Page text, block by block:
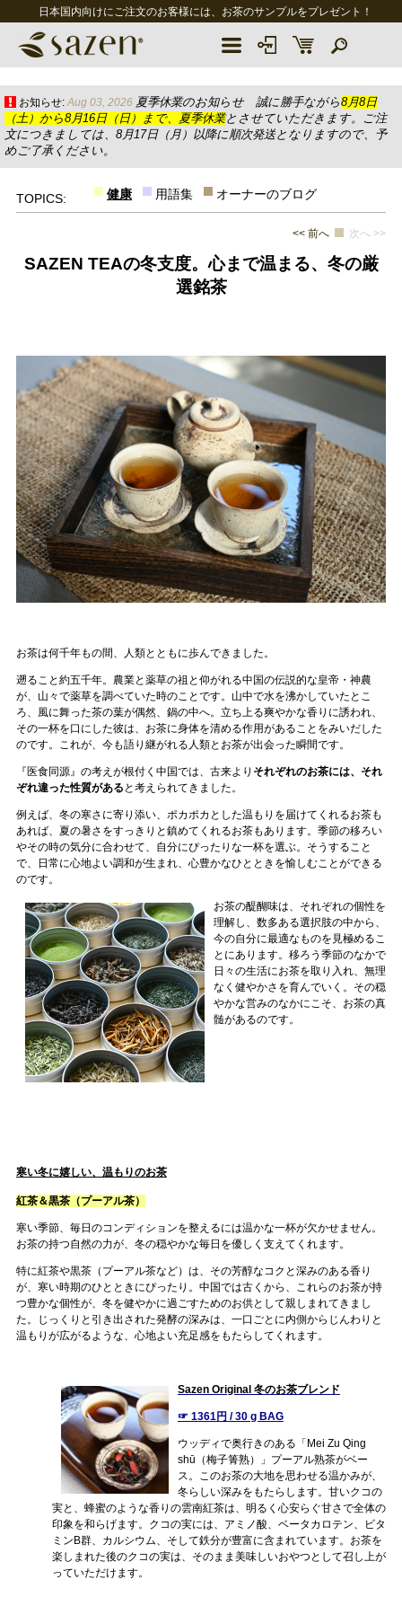
日本国内向けにご注文のお客様には、お茶のサンプルをプレゼント！
お知らせ: Aug 03, 2026 夏季休業のお知らせ 誠に勝手ながら8月8日
（土）から8月16日（日）まで、夏季休業とさせていただきます。ご注
文につきましては、8月17日（月）以降に順次発送となりますので、予
めご了承ください。
TOPICS: 健康 用語集 オーナーのブログ
<< 前へ 次へ >>
SAZEN TEAの冬支度。心まで温まる、冬の厳
選銘茶
お茶は何千年もの間、人類とともに歩んできました。
遡ること約五千年。農業と薬草の祖と仰がれる中国の伝説的な皇帝・神農
が、山々で薬草を調べていた時のことです。山中で水を沸かしていたとこ
ろ、風に舞った茶の葉が偶然、鍋の中へ。立ち上る爽やかな香りに誘われ、
その一杯を口にした彼は、お茶に身体を清める作用があることをみいだした
のです。これが、今も語り継がれる人類とお茶が出会った瞬間です。
『医食同源』の考えが根付く中国では、古来より それぞれのお茶には、それ
ぞれ違った性質がある と考えられてきました。
例えば、冬の寒さに寄り添い、ポカポカとした温もりを届けてくれるお茶も
あれば、夏の暑さをすっきりと鎮めてくれるお茶もあります。季節の移ろい
やその時の気分に合わせて、自分にぴったりな一杯を選ぶ。そうすること
で、日常に心地よい調和が生まれ、心豊かなひとときを愉しむことができる
のです。
お茶の醍醐味は、それぞれの個性を
理解し、数多ある選択肢の中から、
今の自分に最適なものを見極めるこ
とにあります。移ろう季節のなかで
日々の生活にお茶を取り入れ、無理
なく健やかさを育んでいく。その穏
やかな営みのなかにこそ、お茶の真
髄があるのです。
寒い冬に嬉しい、温もりのお茶
紅茶＆黒茶（プーアル茶）
寒い季節、毎日のコンディションを整えるには温かな一杯が欠かせません。
お茶の持つ自然の力が、冬の穏やかな毎日を優しく支えてくれます。
特に紅茶や黒茶（プーアル茶など）は、その芳醇なコクと深みのある香り
が、寒い時期のひとときにぴったり。中国では古くから、これらのお茶が持
つ豊かな個性が、冬を健やかに過ごすためのお供として親しまれてきまし
た。じっくりと引き出された発酵の深みは、一口ごとに内側からじんわりと
温もりが広がるような、心地よい充足感をもたらしてくれます。
Sazen Original 冬のお茶ブレンド
☞ 1361円 / 30 g BAG
ウッディで奥行きのある「Mei Zu Qing
shū（梅子箐熟）」プーアル熟茶がベー
ス。このお茶の大地を思わせる温かみが、
冬らしい深みをもたらします。甘いクコの
実と、蜂蜜のような香りの雲南紅茶は、明るく心安らぐ甘さで全体の
印象を和らげます。クコの実には、アミノ酸、ベータカロテン、ビタ
ミンB群、カルシウム、そして鉄分が豊富に含まれています。お茶を
楽しまれた後のクコの実は、そのまま美味しいおやつとして召し上が
っていただけます。